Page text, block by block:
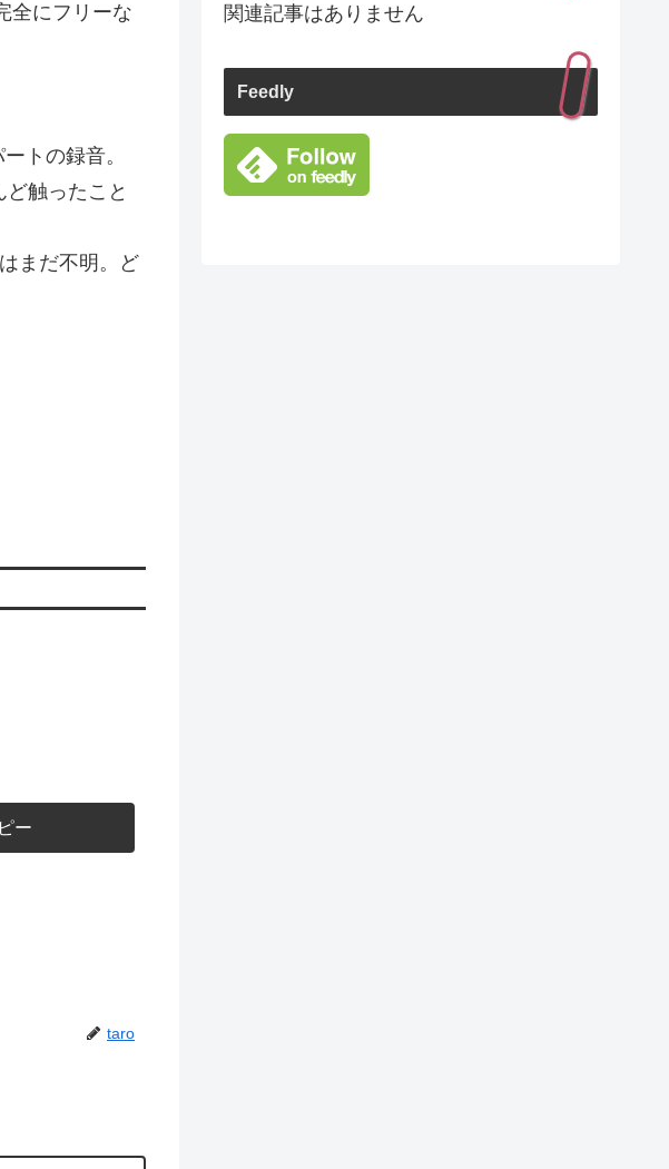
全にフリーな
トの録音。
触ったこと
まだ不明。ど
ー
taro
関連記事はありません
Feedly